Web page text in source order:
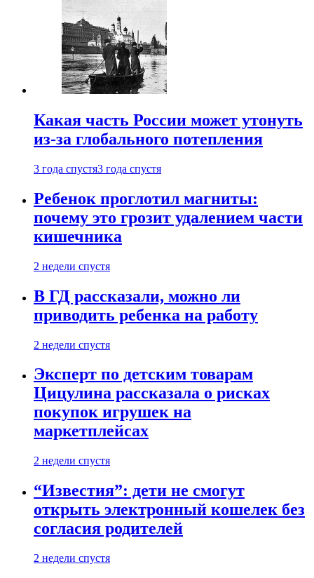
Какая часть России может утонуть
из-за глобального потепления
3 года спустя3 года спустя
Ребенок проглотил магниты:
почему это грозит удалением части
кишечника
2 недели спустя
В ГД рассказали, можно ли
приводить ребенка на работу
2 недели спустя
Эксперт по детским товарам
Цицулина рассказала о рисках
покупок игрушек на
маркетплейсах
2 недели спустя
“Известия”: дети не смогут
открыть электронный кошелек без
согласия родителей
2 недели спустя